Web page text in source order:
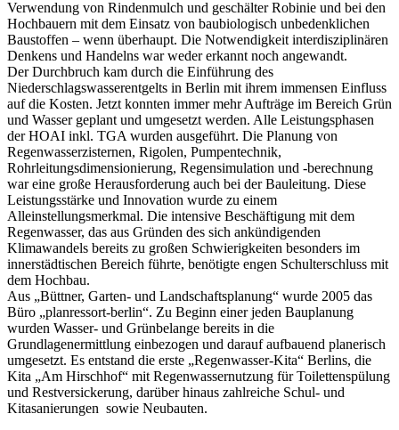
Verwendung von Rindenmulch und geschälter Robinie und bei den
Hochbauern mit dem Einsatz von baubiologisch unbedenklichen
Baustoffen – wenn überhaupt. Die Notwendigkeit interdisziplinären
Denkens und Handelns war weder erkannt noch angewandt.
Der Durchbruch kam durch die Einführung des
Niederschlagswasserentgelts in Berlin mit ihrem immensen Einfluss
auf die Kosten. Jetzt konnten immer mehr Aufträge im Bereich Grün
und Wasser geplant und umgesetzt werden. Alle Leistungsphasen
der HOAI inkl. TGA wurden ausgeführt. Die Planung von
Regenwasserzisternen, Rigolen, Pumpentechnik,
Rohrleitungsdimensionierung, Regensimulation und -berechnung
war eine große Herausforderung auch bei der Bauleitung. Diese
Leistungsstärke und Innovation wurde zu einem
Alleinstellungsmerkmal. Die intensive Beschäftigung mit dem
Regenwasser, das aus Gründen des sich ankündigenden
Klimawandels bereits zu großen Schwierigkeiten besonders im
innerstädtischen Bereich führte, benötigte engen Schulterschluss mit
dem Hochbau.
Aus „Büttner, Garten- und Landschaftsplanung“ wurde 2005 das
Büro „planressort-berlin“. Zu Beginn einer jeden Bauplanung
wurden Wasser- und Grünbelange bereits in die
Grundlagenermittlung einbezogen und darauf aufbauend planerisch
umgesetzt. Es entstand die erste „Regenwasser-Kita“ Berlins, die
Kita „Am Hirschhof“ mit Regenwassernutzung für Toilettenspülung
und Restversickerung, darüber hinaus zahlreiche Schul- und
Kitasanierungen sowie Neubauten.